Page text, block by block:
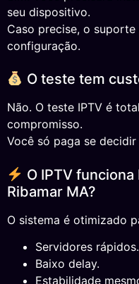
seu dispositivo.
Caso precise, o
configuração.
O teste tem
Não. O teste IPTV é
compromisso.
Você só paga se
O IPTV
Ribamar MA?
O sistema é otimizado
Servidores rápidos.
Baixo delay.
Estabilidade